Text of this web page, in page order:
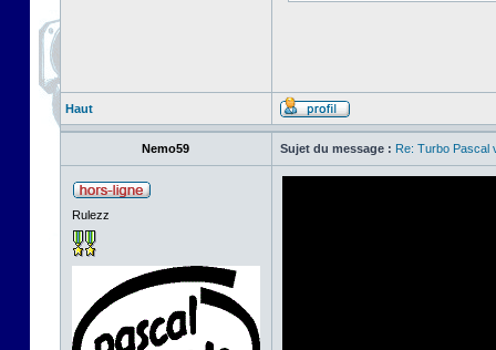
Haut
Nemo59 Sujet du message : Re: Turbo Pascal
Rulezz